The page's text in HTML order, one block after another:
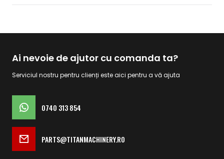
Ai nevoie de ajutor cu comanda ta?
Serviciul nostru pentru clienți este aici pentru a vă ajuta
0740 313 854
PARTS@TITANMACHINERY.RO